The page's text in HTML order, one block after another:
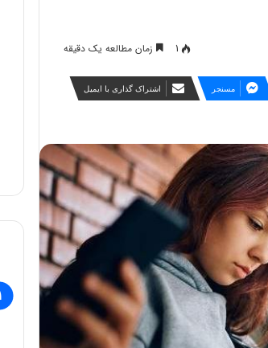
1 زمان مطالعه یک دقیقه
مسنجر اشتراک گذاری با ایمیل